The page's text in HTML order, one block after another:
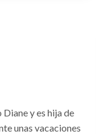
y es hija de
unas vacaciones